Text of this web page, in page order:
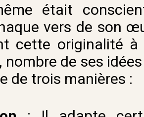
était
vers de son
cette originalité à
de ses
de trois manières :